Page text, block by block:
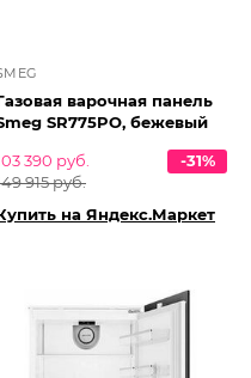
варочная панель
SR775PO, бежевый
390 руб.
915 руб.
-31%
на Яндекс.Маркет